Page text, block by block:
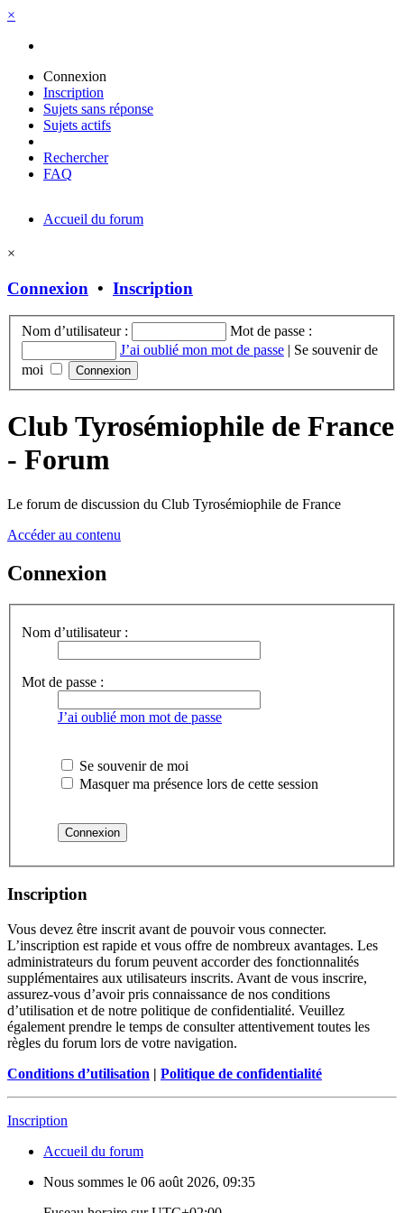
×
Connexion
Inscription
Sujets sans réponse
Sujets actifs
Rechercher
FAQ
Accueil du forum
×
Connexion • Inscription
Nom d’utilisateur :
Mot de passe :
J’ai oublié mon mot de passe | Se souvenir de
moi
Club Tyrosémiophile de France
- Forum
Le forum de discussion du Club Tyrosémiophile de France
Accéder au contenu
Connexion
Nom d’utilisateur :
Mot de passe :
J’ai oublié mon mot de passe
Se souvenir de moi
Masquer ma présence lors de cette session
Inscription
Vous devez être inscrit avant de pouvoir vous connecter.
L’inscription est rapide et vous offre de nombreux avantages. Les
administrateurs du forum peuvent accorder des fonctionnalités
supplémentaires aux utilisateurs inscrits. Avant de vous inscrire,
assurez-vous d’avoir pris connaissance de nos conditions
d’utilisation et de notre politique de confidentialité. Veuillez
également prendre le temps de consulter attentivement toutes les
règles du forum lors de votre navigation.
Conditions d’utilisation | Politique de confidentialité
Inscription
Accueil du forum
Nous sommes le 06 août 2026, 09:35